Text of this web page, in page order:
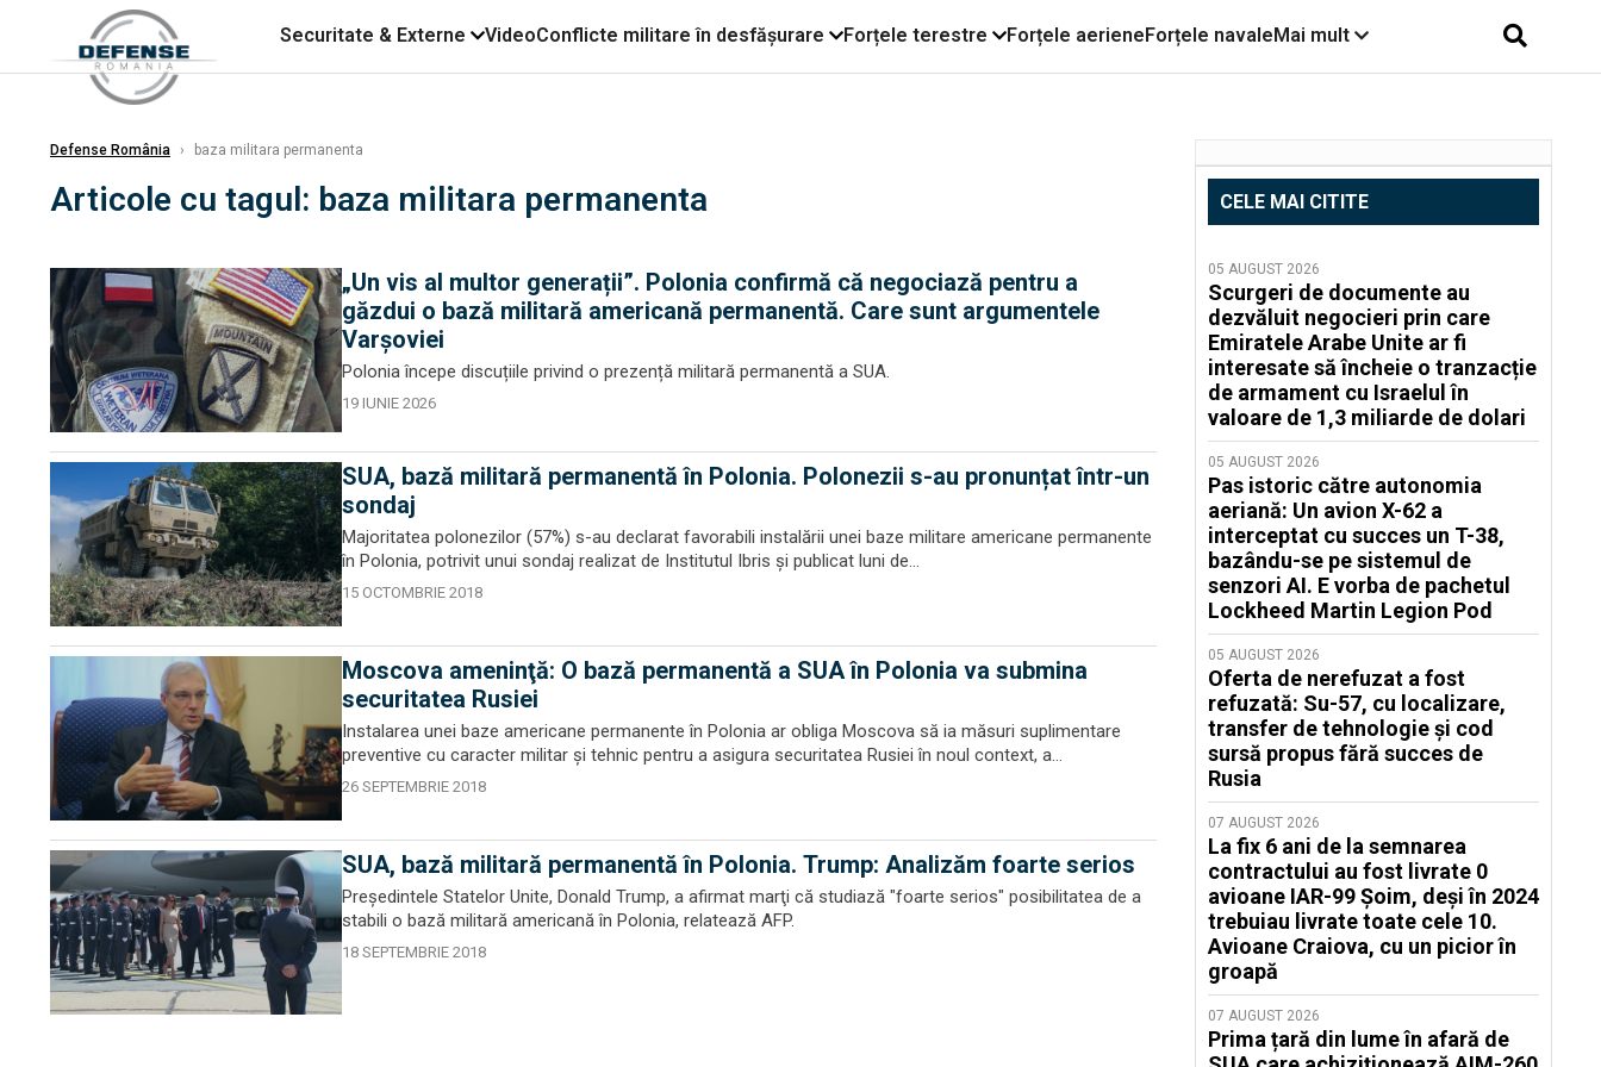
Securitate & Externe VideoConflicte militare în desfășurare Forțele terestre Forțele aerieneForțele navaleMai mult
Defense România › baza militara permanenta
Articole cu tagul: baza militara permanenta
„Un vis al multor generații”. Polonia confirmă că negociază pentru a
găzdui o bază militară americană permanentă. Care sunt argumentele
Varșoviei
Polonia începe discuțiile privind o prezență militară permanentă a SUA.
19 IUNIE 2026
SUA, bază militară permanentă în Polonia. Polonezii s-au pronunțat într-un
sondaj
Majoritatea polonezilor (57%) s-au declarat favorabili instalării unei baze militare americane permanente
în Polonia, potrivit unui sondaj realizat de Institutul Ibris şi publicat luni de...
15 OCTOMBRIE 2018
Moscova ameninţă: O bază permanentă a SUA în Polonia va submina
securitatea Rusiei
Instalarea unei baze americane permanente în Polonia ar obliga Moscova să ia măsuri suplimentare
preventive cu caracter militar şi tehnic pentru a asigura securitatea Rusiei în noul context, a...
26 SEPTEMBRIE 2018
SUA, bază militară permanentă în Polonia. Trump: Analizăm foarte serios
Preşedintele Statelor Unite, Donald Trump, a afirmat marţi că studiază "foarte serios" posibilitatea de a
stabili o bază militară americană în Polonia, relatează AFP.
18 SEPTEMBRIE 2018
CELE MAI CITITE
05 AUGUST 2026
Scurgeri de documente au
dezvăluit negocieri prin care
Emiratele Arabe Unite ar fi
interesate să încheie o tranzacție
de armament cu Israelul în
valoare de 1,3 miliarde de dolari
05 AUGUST 2026
Pas istoric către autonomia
aeriană: Un avion X-62 a
interceptat cu succes un T-38,
bazându-se pe sistemul de
senzori AI. E vorba de pachetul
Lockheed Martin Legion Pod
05 AUGUST 2026
Oferta de nerefuzat a fost
refuzată: Su-57, cu localizare,
transfer de tehnologie și cod
sursă propus fără succes de
Rusia
07 AUGUST 2026
La fix 6 ani de la semnarea
contractului au fost livrate 0
avioane IAR-99 Șoim, deși în 2024
trebuiau livrate toate cele 10.
Avioane Craiova, cu un picior în
groapă
07 AUGUST 2026
Prima țară din lume în afară de